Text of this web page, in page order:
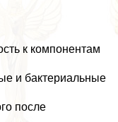
к компонентам
и бактериальные
после